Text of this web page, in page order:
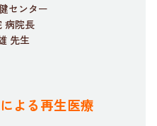
センター
病院長
先生
よる再生医療